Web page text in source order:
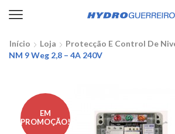
Início Loja
Protecção E Control De
NM 9 Weg 2,8 – 4A 240V
EM
PROMOÇÃO!